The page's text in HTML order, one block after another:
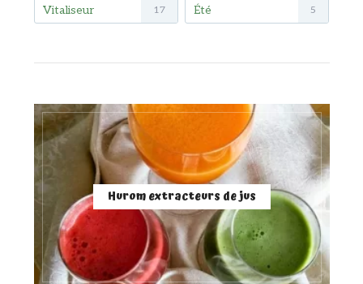
Vitaliseur 17 Été 5
Hurom extracteurs de jus